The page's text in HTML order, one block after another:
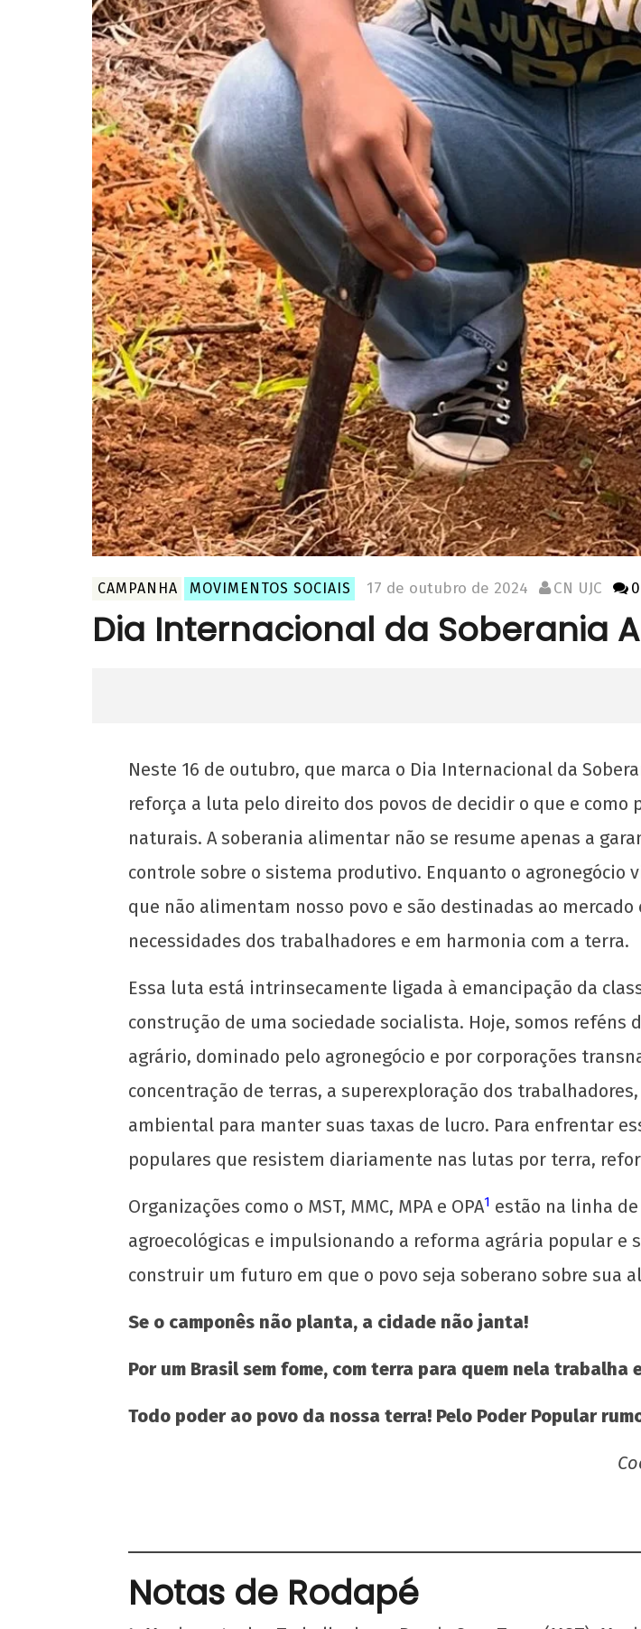
CAMPANHA MOVIMENTOS SOCIAIS 17 de outubro de 2024 CN UJC 0
Dia Internacional da Soberania
NOW VIEWING
Dia Internacional da Soberania Alimentar
17 de
outubro
CN
Organizar a juventude
seus locais de moradia!
outubro
de 2024
UJC
Zero e da reestatização!
17 de
de 2024
Neste 16 de outubro, que marca o Dia Internacional da
reforça a luta pelo direito dos povos de decidir o que e
naturais. A soberania alimentar não se resume apenas a
controle sobre o sistema produtivo. Enquanto o agronegócio
que não alimentam nosso povo e são destinadas ao
necessidades dos trabalhadores e em harmonia com a terra.
Essa luta está intrinsecamente ligada à emancipação da
construção de uma sociedade socialista. Hoje, somos
agrário, dominado pelo agronegócio e por corporações
concentração de terras, a superexploração dos
ambiental para manter suas taxas de lucro. Para enfrentar
populares que resistem diariamente nas lutas por terra,
Organizações como o MST, MMC, MPA e OPA1 estão na linha
agroecológicas e impulsionando a reforma agrária popular e
construir um futuro em que o povo seja soberano sobre sua
Se o camponês não planta, a cidade não janta!
Por um Brasil sem fome, com terra para quem nela trabalha
Todo poder ao povo da nossa terra! Pelo Poder Popular
Notas de Rodapé